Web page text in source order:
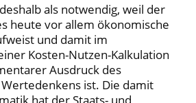
als notwendig, weil der
heute vor allem ökonomische
und damit im
Kosten-Nutzen-Kalkulation
Ausdruck des
ist. Die damit
hat der Staats- und